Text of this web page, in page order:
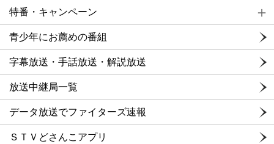
特番・キャンペーン
青少年にお薦めの番組
字幕放送・手話放送・解説放送
放送中継局一覧
データ放送でファイターズ速報
ＳＴＶどさんこアプリ